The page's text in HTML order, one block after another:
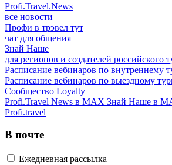
Profi.Travel.News
все новости
Профи в трэвел тут
чат для общения
Знай Наше
для регионов и создателей российского
Расписание вебинаров по внутреннему
Расписание вебинаров по выездному
Сообщество Loyalty
Profi.Travel News в MAX Знай Наше в
Profi.travel
В почте
Ежедневная рассылка